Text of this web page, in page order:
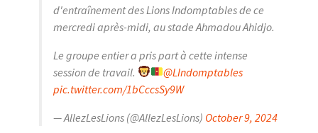
d'entraînement des Lions Indomptables de ce
mercredi après-midi, au stade Ahmadou Ahidjo.
Le groupe entier a pris part à cette intense
session de travail.
@LIndomptables
pic.twitter.com/1bCccsSy9W
— AllezLesLions (@AllezLesLions) October 9, 2024